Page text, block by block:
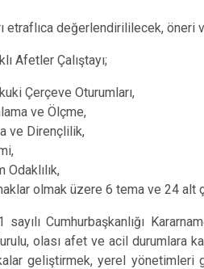
etraflıca değerlendirililecek,
Afetler Çalıştayı;
Çerçeve Oturumları,
ve Ölçme,
ve Dirençlilik,
olmak üzere 6 tema ve 24 alt
Cumhurbaşkanlığı
olası afet ve acil durumlara
geliştirmek, yerel